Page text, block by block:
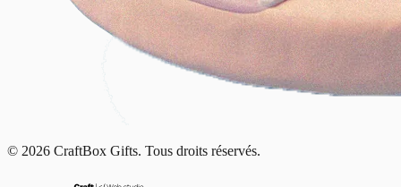
© 2026 CraftBox Gifts. Tous droits réservés.